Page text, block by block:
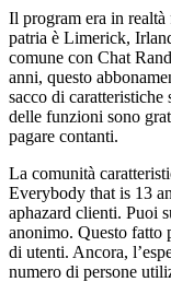
Il program era in
patria è Limerick,
comune con Chat
anni, questo
sacco di
delle funzioni sono
pagare contanti.
La comunità
Everybody that is 13
aphazard clienti. Puoi
anonimo. Questo fatto
di utenti. Ancora,
numero di persone